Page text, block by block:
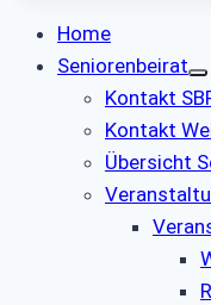
Home
Seniorenbeirat
Kontakt
Kontakt
Übersicht